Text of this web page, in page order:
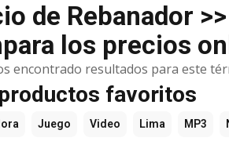
de Rebanador
los precios
encontrado resultados para este
favoritos
Juego Video Lima MP3